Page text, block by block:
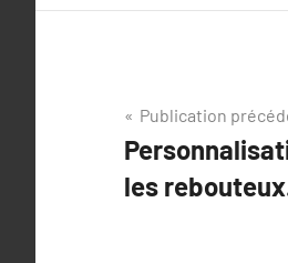
Navigation
de
l’article
Publication
les